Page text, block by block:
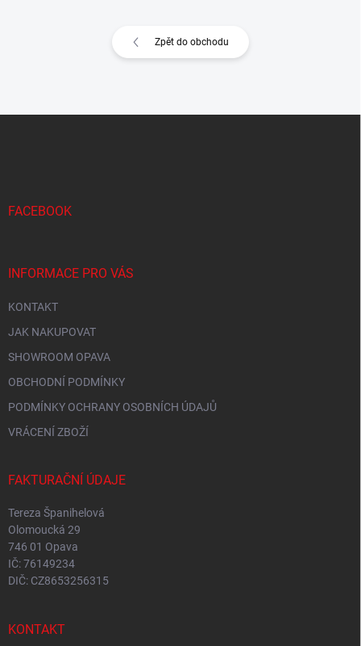
Zpět do obchodu
FACEBOOK
INFORMACE PRO VÁS
KONTAKT
JAK NAKUPOVAT
SHOWROOM OPAVA
OBCHODNÍ PODMÍNKY
PODMÍNKY OCHRANY OSOBNÍCH ÚDAJŮ
VRÁCENÍ ZBOŽÍ
FAKTURAČNÍ ÚDAJE
Tereza Španihelová
Olomoucká 29
746 01 Opava
IČ: 76149234
DIČ: CZ8653256315
KONTAKT